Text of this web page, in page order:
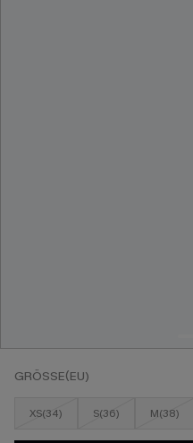
GRÖSSE(EU)
XS(34) S(36) M(38)